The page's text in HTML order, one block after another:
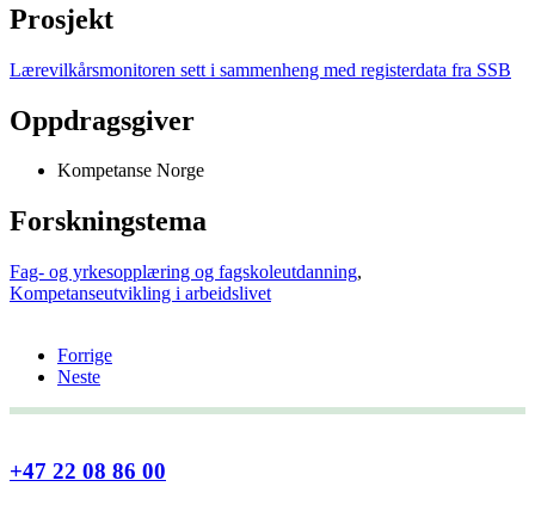
Prosjekt
Lærevilkårsmonitoren sett i sammenheng med registerdata fra SSB
Oppdragsgiver
Kompetanse Norge
Forskningstema
Fag- og yrkesopplæring og fagskoleutdanning,
Kompetanseutvikling i arbeidslivet
Forrige
Neste
+47 22 08 86 00